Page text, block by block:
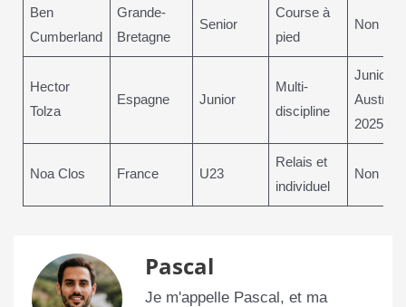
Ben
Cumberland
Grande-
Bretagne
Senior
Course à
pied
Non
Hector
Tolza
Espagne Junior
Multi-
discipline
Junior
Australie
2025
Noa Clos France U23
Relais et
individuel
Non
Pascal
Je m'appelle Pascal, et ma